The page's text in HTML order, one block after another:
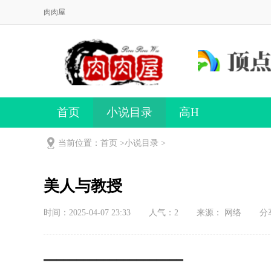
肉肉屋
首页 小说目录 高H
当前位置：首页 >小说目录 >
美人与教授
时间：2025-04-07 23:33 人气： 2 来源： 网络 分
━━━━━━━━━━━━━━━━━━━━━